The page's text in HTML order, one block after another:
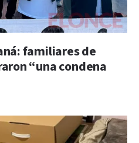
familiares de
“una condena